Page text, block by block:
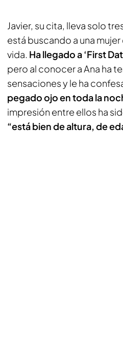
Javier, su cita, lleva solo
está buscando a una
vida. Ha llegado a ‘First
pero al conocer a Ana ha
sensaciones y le ha
pegado ojo en toda la
impresión entre ellos ha
“está bien de altura, de